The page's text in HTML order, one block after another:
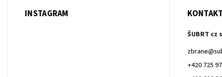
INSTAGRAM KONTAKT
ŠUBRT cz
zbrane@
+420 725